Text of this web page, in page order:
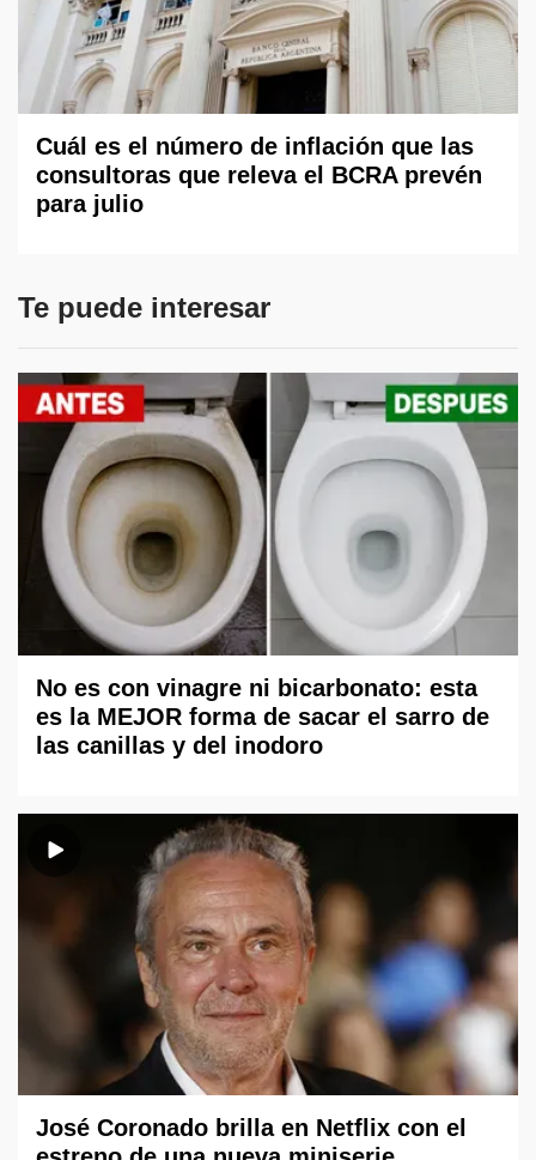
Cuál es el número de inflación que las
consultoras que releva el BCRA prevén
para julio
Te puede interesar
No es con vinagre ni bicarbonato: esta
es la MEJOR forma de sacar el sarro de
las canillas y del inodoro
José Coronado brilla en Netflix con el